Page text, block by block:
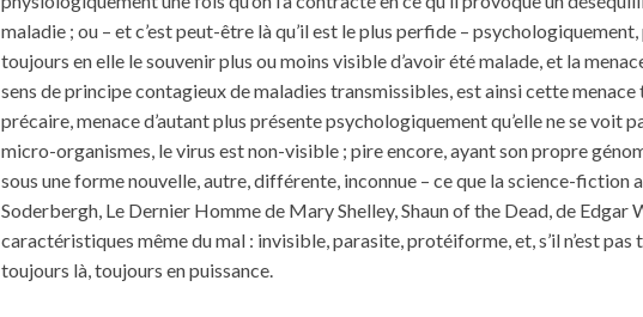
maladie ; ou – et c’est peut-être là qu’il est le plus perfide –
toujours en elle le souvenir plus ou moins visible d’avoir été malade, et la
sens de principe contagieux de maladies transmissibles, est ainsi cette
précaire, menace d’autant plus présente psychologiquement qu’elle ne se voit
micro-organismes, le virus est non-visible ; pire encore, ayant son propre
sous une forme nouvelle, autre, différente, inconnue – ce que la science-fiction
Soderbergh, Le Dernier Homme de Mary Shelley, Shaun of the Dead, de Edgar
caractéristiques même du mal : invisible, parasite, protéiforme, et, s’il n’est
toujours là, toujours en puissance.